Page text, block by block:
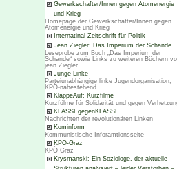
Gewerkschafter/Innen gegen Atomenergie
und Krieg
Homepage der Gewerkschafter/Innen gegen
Atomenergie und Krieg
Internatinal Zeitschrift für Politik
Jean Ziegler: Das Imperium der Schande
Leseprobe zum Buch „Das Imperium der
Schande“ sowie Links zu weiteren Büchern
jean Ziegler
Junge Linke
Parteiunabhängige linke Jugendorganisation;
KPÖ-nahestehend
KlappeAuf: Kurzfilme
Kurzfülme für Solidarität und gegen
KLASSEgegenKLASSE
Nachrichten der revolutionären Linken
Kominform
Kommunistische Inforamtionsseite
KPÖ-Graz
KPÖ Graz
Krysmanski: Ein Soziologe, der aktuelle